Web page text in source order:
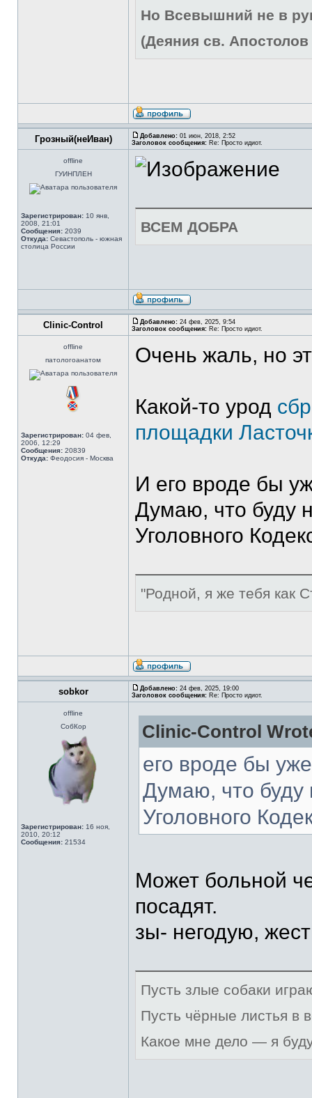
Но Всевышний не в
(Деяния св. Апостолов
Грозный(неИван) Добавлено: 01 июн, 2018, 2:52
Заголовок сообщения: Re: Просто идиот.
offline
ГУИНПЛЕН
Зарегистрирован: 10 янв,
2008, 21:01
Сообщения: 2039
Откуда: Севастополь - южная
столица России
ВСЕМ ДОБРА
Clinic-Control Добавлено: 24 фев, 2025, 9:54
Заголовок сообщения: Re: Просто идиот.
offline
патологоанатом
Зарегистрирован: 04 фев,
2006, 12:29
Сообщения: 20839
Откуда: Феодосия - Москва
Очень жаль, но
Какой-то урод
площадки
И его вроде бы
Думаю, что буду
Уголовного
"Родной, я же тебя как
sobkor Добавлено: 24 фев, 2025, 19:00
Заголовок сообщения: Re: Просто идиот.
offline
СобКор
Зарегистрирован: 16 ноя,
2010, 20:12
Сообщения: 21534
Clinic-Control
его вроде бы
Думаю, что буду
Уголовного
Может больной
посадят.
зы- негодую,
Пусть злые собаки
Пусть чёрные листья в
Какое мне дело — я